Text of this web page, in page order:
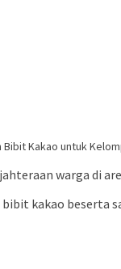
warga di
kakao beserta